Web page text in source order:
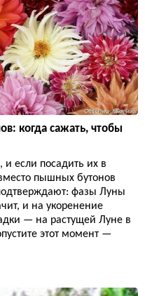
когда сажать, чтобы
если посадить их в
пышных бутонов
фазы Луны
и на укоренение
— на растущей Луне в
этот момент —